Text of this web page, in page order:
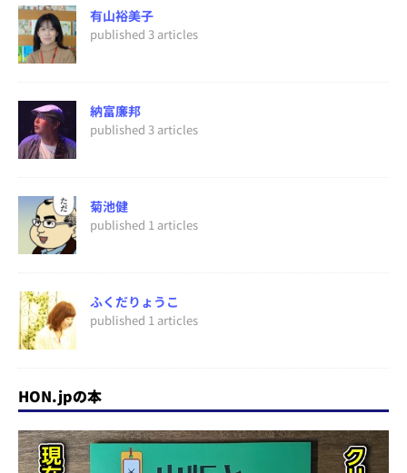
有山裕美子
published 3 articles
納富廉邦
published 3 articles
菊池健
published 1 articles
ふくだりょうこ
published 1 articles
HON.jpの本